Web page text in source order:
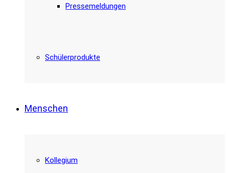
Pressemeldungen
Schülerprodukte
Menschen
Kollegium